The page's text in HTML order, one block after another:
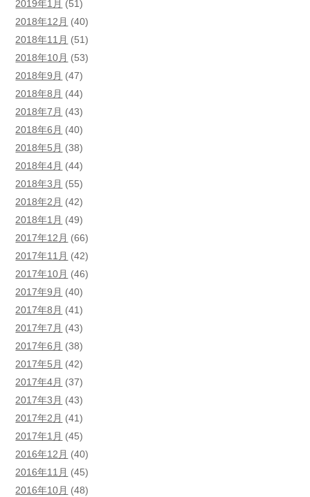
2019年1月 (51)
2018年12月 (40)
2018年11月 (51)
2018年10月 (53)
2018年9月 (47)
2018年8月 (44)
2018年7月 (43)
2018年6月 (40)
2018年5月 (38)
2018年4月 (44)
2018年3月 (55)
2018年2月 (42)
2018年1月 (49)
2017年12月 (66)
2017年11月 (42)
2017年10月 (46)
2017年9月 (40)
2017年8月 (41)
2017年7月 (43)
2017年6月 (38)
2017年5月 (42)
2017年4月 (37)
2017年3月 (43)
2017年2月 (41)
2017年1月 (45)
2016年12月 (40)
2016年11月 (45)
2016年10月 (48)